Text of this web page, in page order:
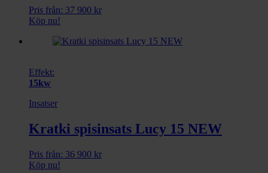
Pris från: 37 900 kr
Köp nu!
Effekt:
15kw
Insatser
Kratki spisinsats Lucy 15 NEW
Pris från: 36 900 kr
Köp nu!